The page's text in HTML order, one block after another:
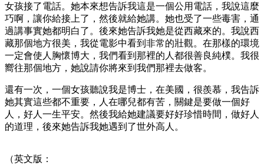
女孩接了電話。她本來想告訴我這是一個公用電話，我說這麼
巧啊，讓你給接上了，然後就給她講。她也受了一些毒害，通
過講事實她都明白了。後來她告訴我她是從西藏來的。我說西
藏那個地方很美，我從電影中看到非常的壯觀。在那樣的環境
一定會使人胸懷博大，我們看到那裡的人都很善良純樸。我很
嚮往那個地方，她說請你將來到我們那裡去做客。
還有一次，一個女孩聽說我是博士，在美國，很羨慕，我告訴
她其實這些都不重要，人在哪兒都有苦，關鍵是要做一個好
人，好人一生平安。然後我給她建議要好好珍惜時間，做好人
的道理，後來她告訴我她遇到了世外高人。
（英文版：